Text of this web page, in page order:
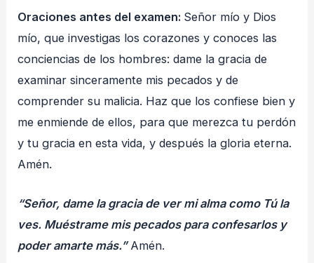
Oraciones antes del examen: Señor mío y Dios
mío, que investigas los corazones y conoces las
conciencias de los hombres: dame la gracia de
examinar sinceramente mis pecados y de
comprender su malicia. Haz que los confiese bien y
me enmiende de ellos, para que merezca tu perdón
y tu gracia en esta vida, y después la gloria eterna.
Amén.
“Señor, dame la gracia de ver mi alma como Tú la
ves. Muéstrame mis pecados para confesarlos y
poder amarte más.”Amén.